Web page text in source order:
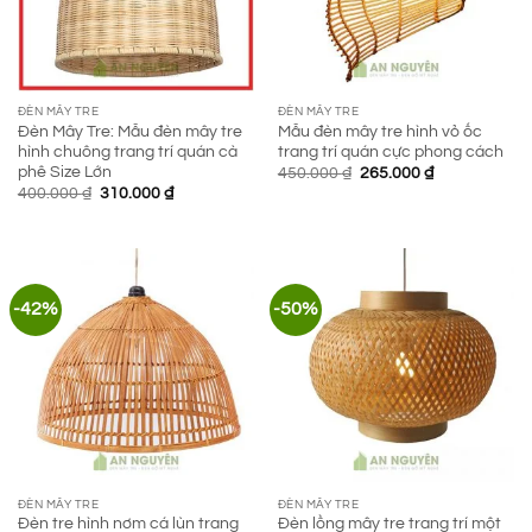
ĐÈN MÂY TRE
Đèn Mây Tre: Mẫu đèn mây tre
hình chuông trang trí quán cà
phê Size Lớn
400.000₫ Giá
310.000 ₫Giá
ĐÈN MÂY TRE
Mẫu đèn mây tre hình vỏ ốc
trang trí quán cực phong cách
450.000₫ Giá
265.000 ₫Giá
-42%
ĐÈN MÂY TRE
Đèn tre hình nơm cá lùn trang
-50%
ĐÈN MÂY TRE
Đèn lồng mây tre trang trí một